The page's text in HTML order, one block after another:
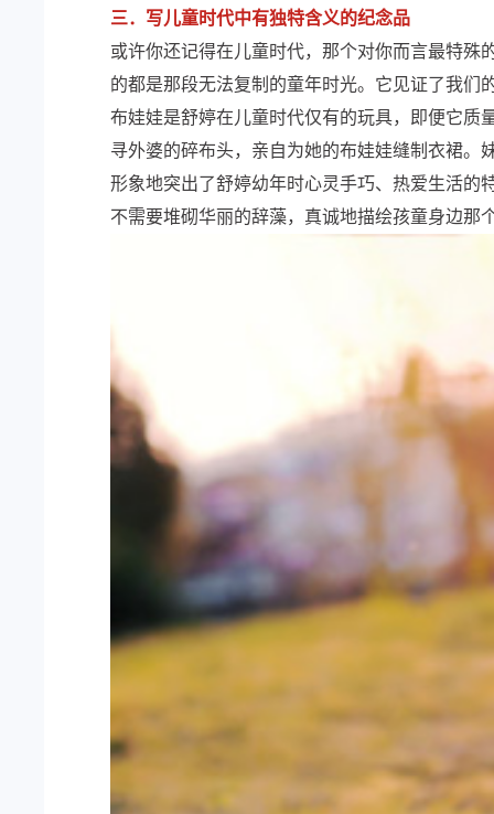
三．写儿童时代中有独特含义的纪念品
或许你还记得在儿童时代，那个对你而言最特
的都是那段无法复制的童年时光。它见证了我们
布娃娃是舒婷在儿童时代仅有的玩具，即便它质
寻外婆的碎布头，亲自为她的布娃娃缝制衣裙。
形象地突出了舒婷幼年时心灵手巧、热爱生活的
不需要堆砌华丽的辞藻，真诚地描绘孩童身边那